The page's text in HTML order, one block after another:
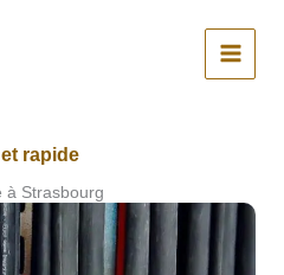
rapide
à Strasbourg